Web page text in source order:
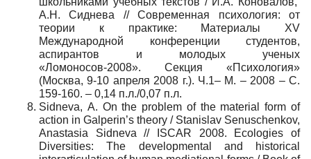
А.Н. Сиднева // Современная психология: от
теории к практике: Материалы XV
Международной конференции студентов,
аспирантов и молодых ученых
«Ломоносов-2008». Секция «Психология»
(Москва, 9-10 апреля 2008 г.). Ч.1– М. – 2008 – С.
159-160. – 0,14 п.л./0,07 п.л.
Sidneva, А. On the problem of the material form of
action in Galperin’s theory / Stanislav Senuschenkov,
Anastasia Sidneva // ISCAR 2008. Ecologies of
Diversities: The developmental and historical